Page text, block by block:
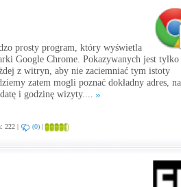
prosty program, który wyświetla
Google Chrome. Pokazywanych jest tylko
z witryn, aby nie zaciemniać tym istoty
zatem mogli poznać dokładny adres,
i godzinę wizyty....
222 | (0) |